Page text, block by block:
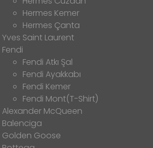
Hermes Kemer
Hermes Çanta
Yves Saint Laurent
Fendi
Fendi Atkı Şal
Fendi Ayakkabı
Fendi Kemer
Fendi Mont(T-Shirt)
Alexander McQueen
Balenciga
Golden Goose